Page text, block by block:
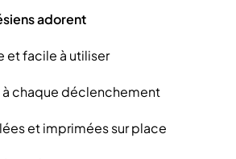
adorent
et facile à utiliser
à chaque déclenchement
et imprimées sur place